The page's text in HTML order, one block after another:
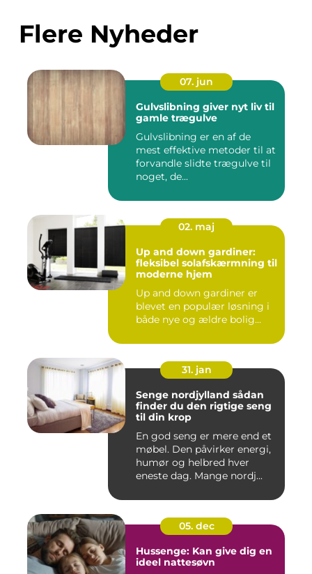
Flere Nyheder
07. jun
Gulvslibning giver nyt liv til
gamle trægulve
Gulvslibning er en af de
mest effektive metoder til at
forvandle slidte trægulve til
noget, de...
02. maj
Up and down gardiner:
fleksibel solafskærmning til
moderne hjem
Up and down gardiner er
blevet en populær løsning i
både nye og ældre bolig...
31. jan
Senge nordjylland sådan
finder du den rigtige seng
til din krop
En god seng er mere end et
møbel. Den påvirker energi,
humør og helbred hver
eneste dag. Mange nordj...
05. dec
Hussenge: Kan give dig en
ideel nattesøvn